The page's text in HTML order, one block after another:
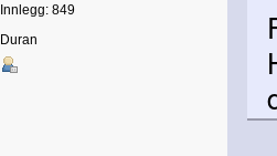
Innlegg: 849
Duran